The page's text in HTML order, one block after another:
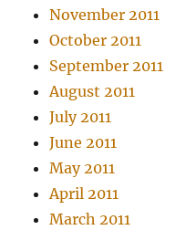
November 2011
October 2011
September 2011
August 2011
July 2011
June 2011
May 2011
April 2011
March 2011